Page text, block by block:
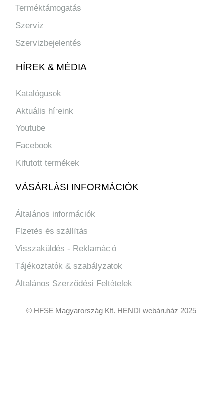
Terméktámogatás
Szerviz
Szervizbejelentés
HÍREK & MÉDIA
Katalógusok
Aktuális híreink
Youtube
Facebook
Kifutott termékek
VÁSÁRLÁSI INFORMÁCIÓK
Általános információk
Fizetés és szállítás
Visszaküldés - Reklamáció
Tájékoztatók & szabályzatok
Általános Szerződési Feltételek
© HFSE Magyarország Kft. HENDI webáruház 2025